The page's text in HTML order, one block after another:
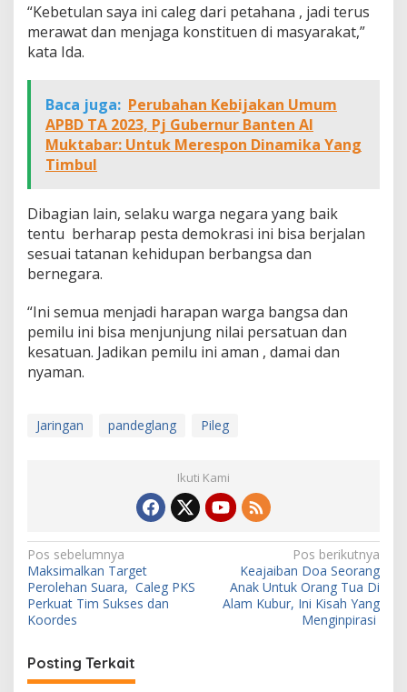
“Kebetulan saya ini caleg dari petahana , jadi terus
merawat dan menjaga konstituen di masyarakat,”
kata Ida.
Baca juga: Perubahan Kebijakan Umum
APBD TA 2023, Pj Gubernur Banten Al
Muktabar: Untuk Merespon Dinamika Yang
Timbul
Dibagian lain, selaku warga negara yang baik
tentu berharap pesta demokrasi ini bisa berjalan
sesuai tatanan kehidupan berbangsa dan
bernegara.
“Ini semua menjadi harapan warga bangsa dan
pemilu ini bisa menjunjung nilai persatuan dan
kesatuan. Jadikan pemilu ini aman , damai dan
nyaman.
Jaringan pandeglang Pileg
Ikuti Kami
N
a
v
g
Pos sebelumnya
Maksimalkan Target
Perolehan Suara, Caleg PKS
Perkuat Tim Sukses dan
Koordes
Pos berikutnya
Keajaiban Doa Seorang
Anak Untuk Orang Tua Di
Alam Kubur, Ini Kisah Yang
Menginpirasi
Posting Terkait